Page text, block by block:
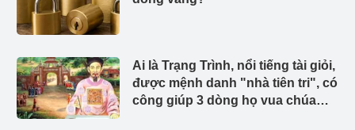
Ai là Trạng Trình, nổi tiếng tài giỏi,
được mệnh danh "nhà tiên tri", có
công giúp 3 dòng họ vua chúa